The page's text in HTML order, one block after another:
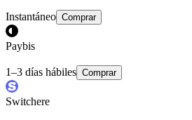
Instantáneo Comprar
Paybis
1–3 días hábiles Comprar
Switchere